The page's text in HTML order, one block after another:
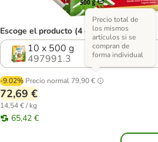
Escoge el producto (4 opciones)
10 x 500 g
497991.3
-9.02% Precio normal 79,90 €
Precio total de
los mismos
artículos si se
compran de
forma individual
72,69 €
14,54 € / kg
65,42 €